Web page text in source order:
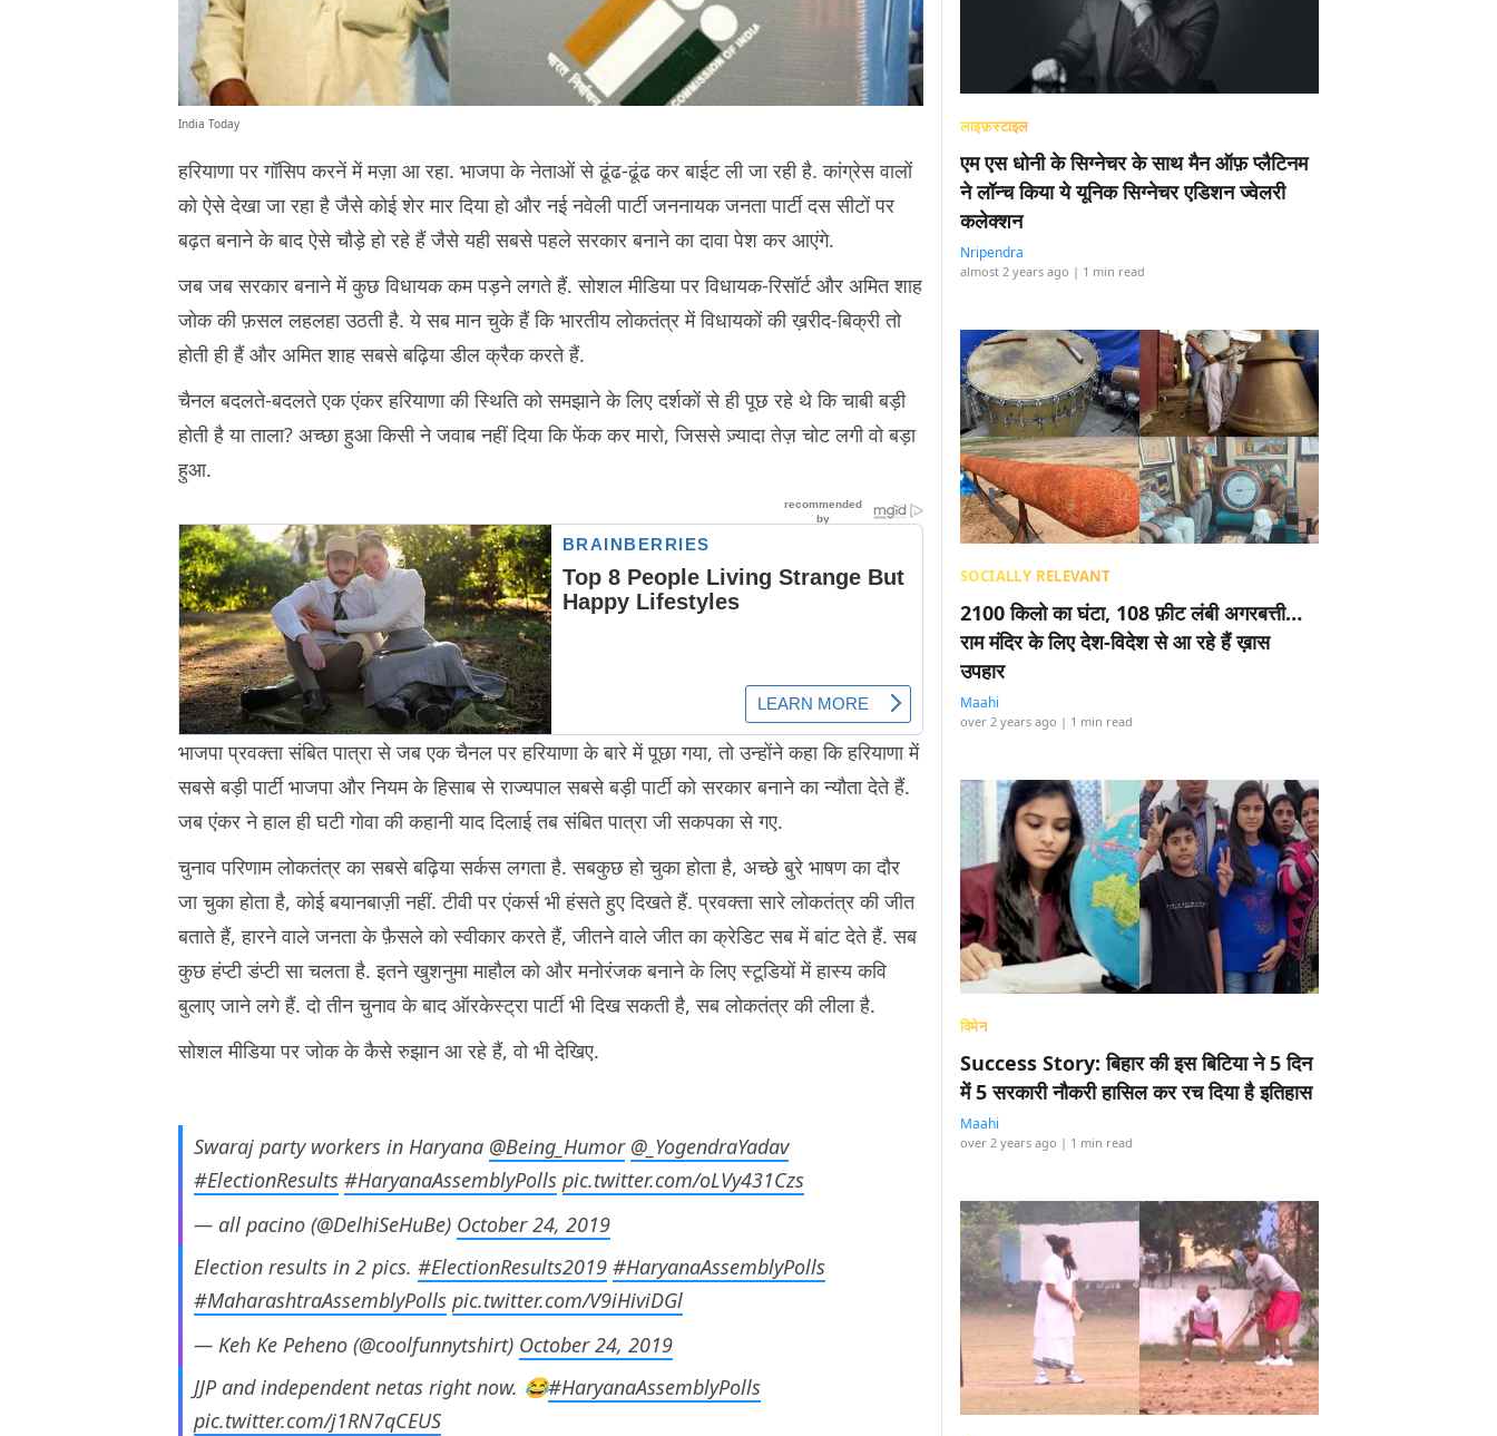
India Today
हरियाणा पर गॉसिप करनें में मज़ा आ रहा. भाजपा के नेताओं से ढूंढ-ढूंढ कर बाईट ली जा रही है. कांग्रेस वालों
को ऐसे देखा जा रहा है जैसे कोई शेर मार दिया हो और नई नवेली पार्टी जननायक जनता पार्टी दस सीटों पर
बढ़त बनाने के बाद ऐसे चौड़े हो रहे हैं जैसे यही सबसे पहले सरकार बनाने का दावा पेश कर आएंगे.
जब जब सरकार बनाने में कुछ विधायक कम पड़ने लगते हैं. सोशल मीडिया पर विधायक-रिसॉर्ट और अमित शाह
जोक की फ़सल लहलहा उठती है. ये सब मान चुके हैं कि भारतीय लोकतंत्र में विधायकों की ख़रीद-बिक्री तो
होती ही हैं और अमित शाह सबसे बढ़िया डील क्रैक करते हैं.
चैनल बदलते-बदलते एक एंकर हरियाणा की स्थिति को समझाने के लिए दर्शकों से ही पूछ रहे थे कि चाबी बड़ी
होती है या ताला? अच्छा हुआ किसी ने जवाब नहीं दिया कि फेंक कर मारो, जिससे ज़्यादा तेज़ चोट लगी वो बड़ा
हुआ.
भाजपा प्रवक्ता संबित पात्रा से जब एक चैनल पर हरियाणा के बारे में पूछा गया, तो उन्होंने कहा कि हरियाणा में
सबसे बड़ी पार्टी भाजपा और नियम के हिसाब से राज्यपाल सबसे बड़ी पार्टी को सरकार बनाने का न्यौता देते हैं.
जब एंकर ने हाल ही घटी गोवा की कहानी याद दिलाई तब संबित पात्रा जी सकपका से गए.
चुनाव परिणाम लोकतंत्र का सबसे बढ़िया सर्कस लगता है. सबकुछ हो चुका होता है, अच्छे बुरे भाषण का दौर
जा चुका होता है, कोई बयानबाज़ी नहीं. टीवी पर एंकर्स भी हंसते हुए दिखते हैं. प्रवक्ता सारे लोकतंत्र की जीत
बताते हैं, हारने वाले जनता के फ़ैसले को स्वीकार करते हैं, जीतने वाले जीत का क्रेडिट सब में बांट देते हैं. सब
कुछ हंप्टी डंप्टी सा चलता है. इतने खुशनुमा माहौल को और मनोरंजक बनाने के लिए स्टूडियों में हास्य कवि
बुलाए जाने लगे हैं. दो तीन चुनाव के बाद ऑरकेस्ट्रा पार्टी भी दिख सकती है, सब लोकतंत्र की लीला है.
सोशल मीडिया पर जोक के कैसे रुझान आ रहे हैं, वो भी देखिए.
Swaraj party workers in Haryana @Being_Humor @_YogendraYadav
#ElectionResults #HaryanaAssemblyPolls pic.twitter.com/oLVy431Czs
— all pacino (@DelhiSeHuBe) October 24, 2019
Election results in 2 pics. #ElectionResults2019 #HaryanaAssemblyPolls
#MaharashtraAssemblyPolls pic.twitter.com/V9iHiviDGl
— Keh Ke Peheno (@coolfunnytshirt) October 24, 2019
JJP and independent netas right now. 😂#HaryanaAssemblyPolls
pic.twitter.com/j1RN7qCEUS
लाइफ़स्टाइल
एम एस धोनी के सिग्नेचर के साथ मैन ऑफ़ प्लैटिनम
ने लॉन्च किया ये यूनिक सिग्नेचर एडिशन ज्वेलरी
कलेक्शन
Nripendra
almost 2 years ago | 1 min read
SOCIALLY RELEVANT
2100 किलो का घंटा, 108 फ़ीट लंबी अगरबत्ती…
राम मंदिर के लिए देश-विदेश से आ रहे हैं ख़ास
उपहार
Maahi
over 2 years ago | 1 min read
विमेन
Success Story: बिहार की इस बिटिया ने 5 दिन
में 5 सरकारी नौकरी हासिल कर रच दिया है इतिहास
Maahi
over 2 years ago | 1 min read